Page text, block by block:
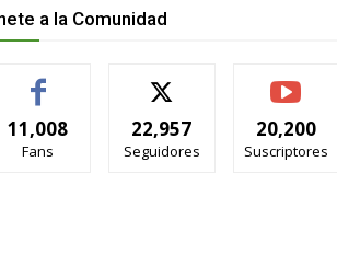
a la Comunidad
11,008
Fans
22,957
Seguidores
20,200
Suscriptores